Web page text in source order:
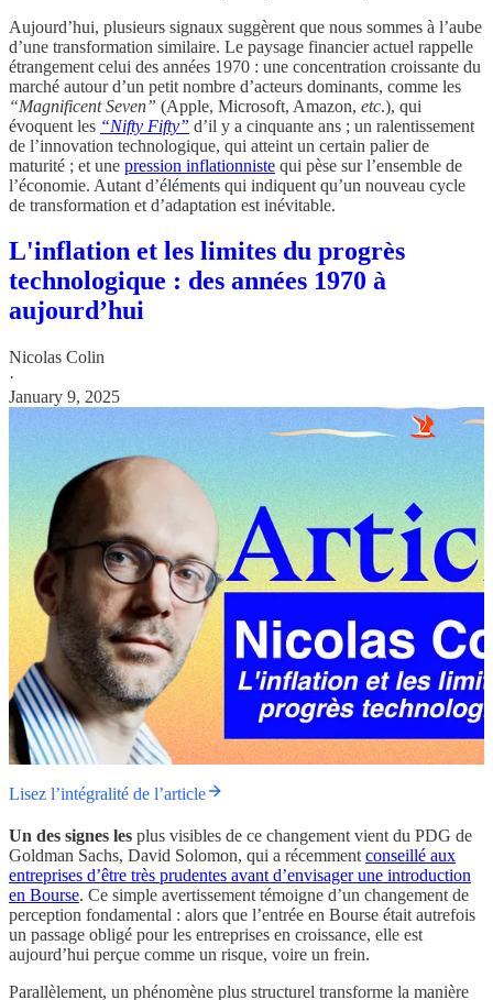
Aujourd’hui, plusieurs signaux suggèrent que nous sommes à l’aube
d’une transformation similaire. Le paysage financier actuel rappelle
étrangement celui des années 1970 : une concentration croissante du
marché autour d’un petit nombre d’acteurs dominants, comme les
“Magnificent Seven” (Apple, Microsoft, Amazon, etc.), qui
évoquent les “Nifty Fifty” d’il y a cinquante ans ; un ralentissement
de l’innovation technologique, qui atteint un certain palier de
maturité ; et une pression inflationniste qui pèse sur l’ensemble de
l’économie. Autant d’éléments qui indiquent qu’un nouveau cycle
de transformation et d’adaptation est inévitable.
L'inflation et les limites du progrès
technologique : des années 1970 à
aujourd’hui
Nicolas Colin
·
January 9, 2025
Lisez l’intégralité de l’article
Un des signes les plus visibles de ce changement vient du PDG de
Goldman Sachs, David Solomon, qui a récemment conseillé aux
entreprises d’être très prudentes avant d’envisager une introduction
en Bourse. Ce simple avertissement témoigne d’un changement de
perception fondamental : alors que l’entrée en Bourse était autrefois
un passage obligé pour les entreprises en croissance, elle est
aujourd’hui perçue comme un risque, voire un frein.
Parallèlement, un phénomène plus structurel transforme la manière